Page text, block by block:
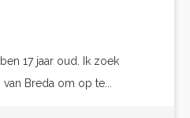
17 jaar oud. Ik zoek
Breda om op te...